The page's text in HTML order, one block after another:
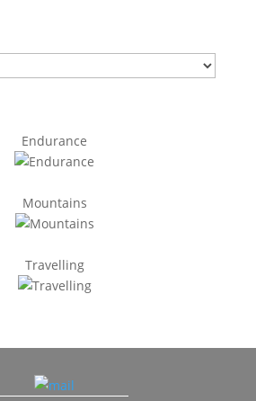
Endurance
Mountains
Travelling